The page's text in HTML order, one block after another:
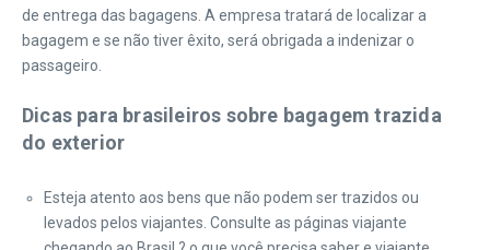
de entrega das bagagens. A empresa tratará de localizar a
bagagem e se não tiver êxito, será obrigada a indenizar o
passageiro.
Dicas para brasileiros sobre bagagem trazida
do exterior
Esteja atento aos bens que não podem ser trazidos ou
levados pelos viajantes. Consulte as páginas viajante